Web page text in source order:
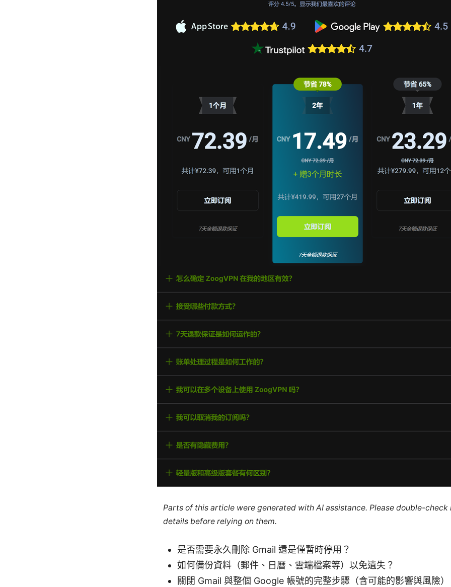
Parts of this article were generated with AI assistance. Please double-
details before relying on them.
是否需要永久刪除 Gmail 還是僅暫時停用？
如何備份資料（郵件、日曆、雲端檔案等）以免遺失？
關閉 Gmail 與整個 Google 帳號的完整步驟（含可能的影響與風險）